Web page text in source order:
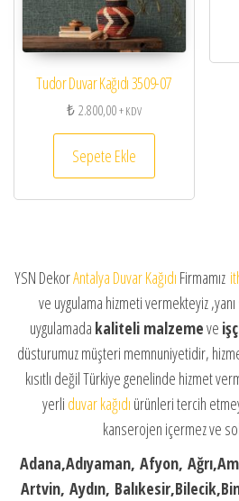
Tudor Duvar Kağıdı 3509-07
₺2.800,00+ KDV
Sepete Ekle
YSN DekorAntalya Duvar Kağıdı Firmamız
ve uygulama hizmeti vermekteyiz ,yanı
uygulamada kaliteli malzemeve
düsturumuz müşteri memnuniyetidir,
kısıtlı değil Türkiye genelinde hizmet
yerli duvar kağıdı ürünleri tercih
kanserojen içermez ve
Adana,Adıyaman, Afyon,
Artvin, Aydın,